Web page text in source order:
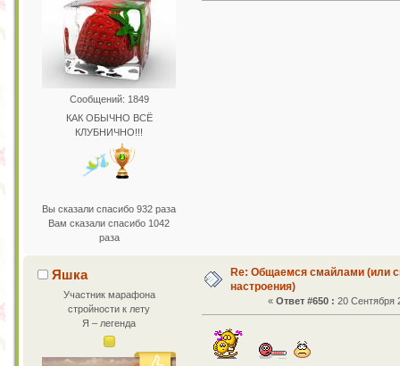
Сообщений: 1849
КАК ОБЫЧНО ВСЁ
КЛУБНИЧНО!!!
Вы сказали спасибо 932 раза
Вам сказали спасибо 1042
раза
Яшка
Участник марафона
стройности к лету
Я – легенда
Re: Общаемся смайлами (или
настроения)
«Ответ #650 : 20 Сентября